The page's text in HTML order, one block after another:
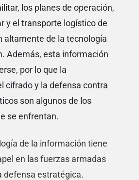
los planes de operación,
y el transporte logístico de
altamente de la tecnología
Además, esta información
por lo que la
cifrado y la defensa contra
son algunos de los
se enfrentan.
de la información tiene
en las fuerzas armadas
defensa estratégica.